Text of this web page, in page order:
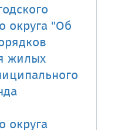
округа "Об
жилых
округа